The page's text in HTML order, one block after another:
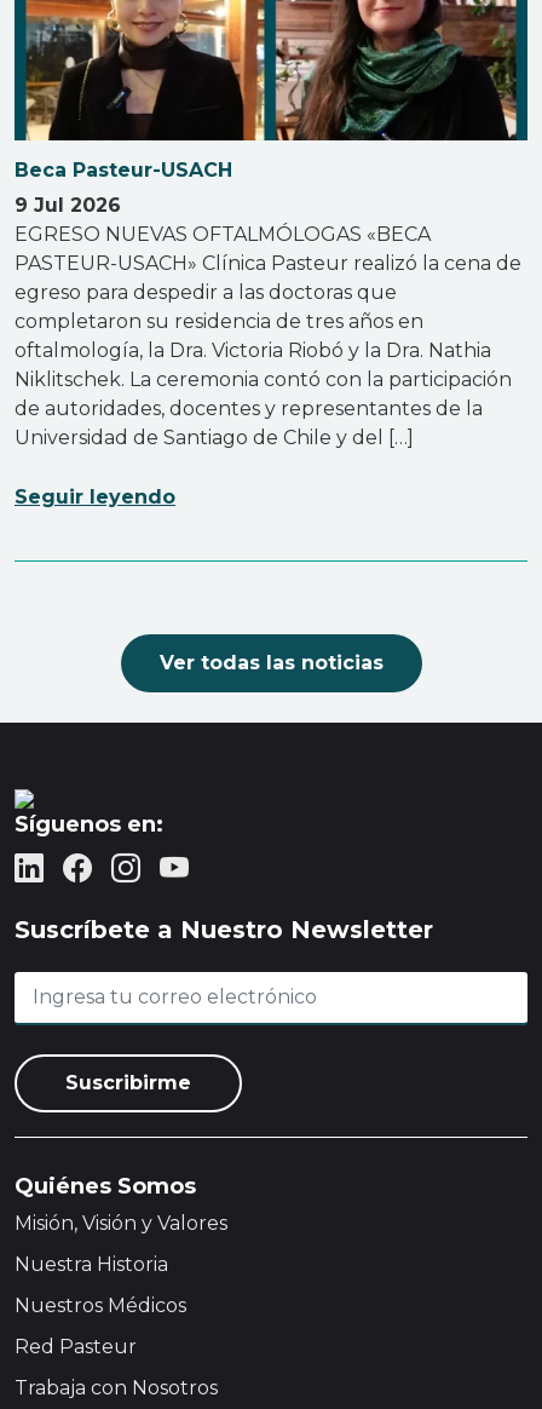
Beca Pasteur-USACH
9 Jul 2026
EGRESO NUEVAS OFTALMÓLOGAS «BECA
PASTEUR-USACH» Clínica Pasteur realizó la cena de
egreso para despedir a las doctoras que
completaron su residencia de tres años en
oftalmología, la Dra. Victoria Riobó y la Dra. Nathia
Niklitschek. La ceremonia contó con la participación
de autoridades, docentes y representantes de la
Universidad de Santiago de Chile y del […]
Seguir leyendo
Ver todas las noticias
Síguenos en:
Suscríbete a Nuestro Newsletter
Quiénes Somos
Misión, Visión y Valores
Nuestra Historia
Nuestros Médicos
Red Pasteur
Trabaja con Nosotros